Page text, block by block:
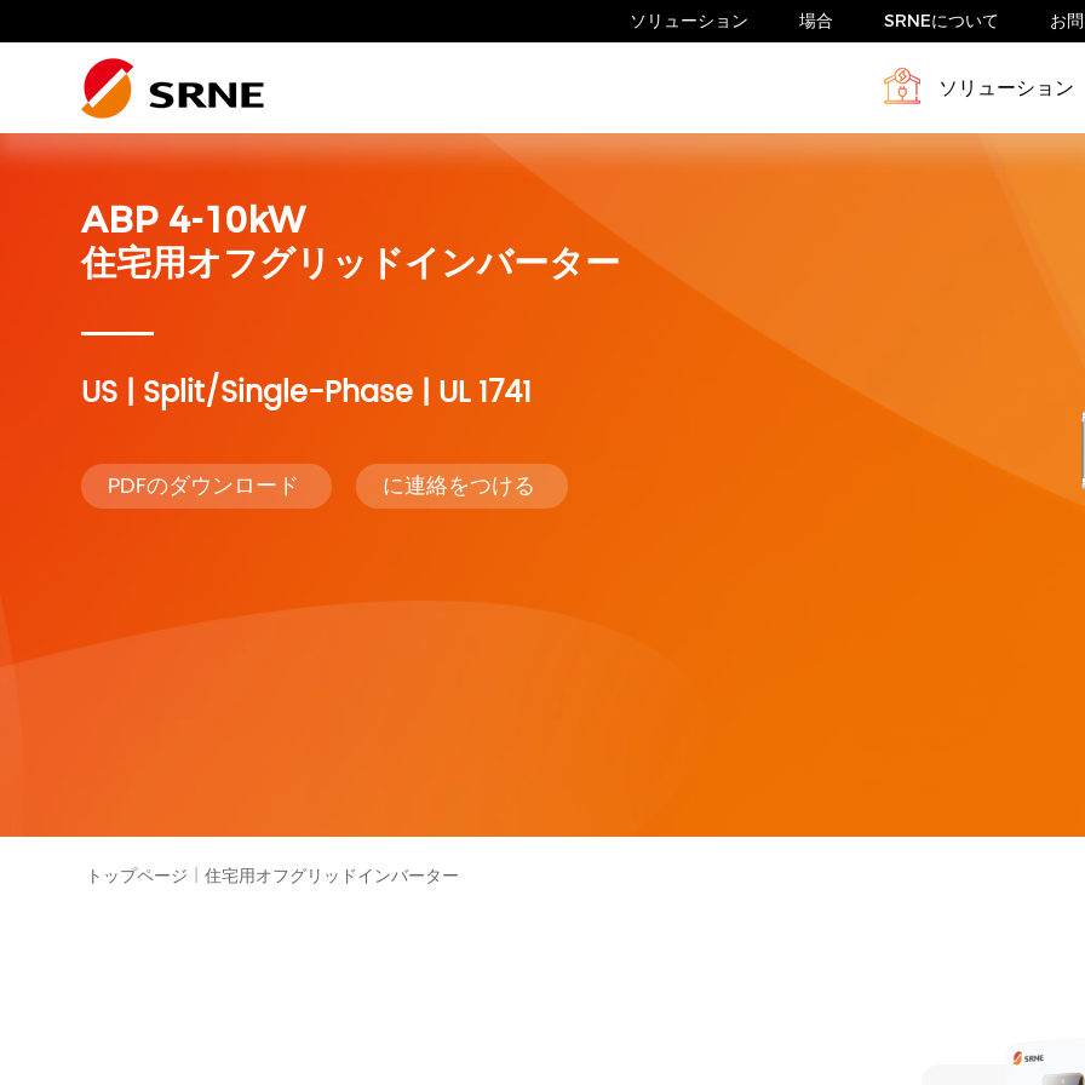
ソリューション 場合
住宅用太陽光発電システム 家庭用蓄電システム
SRNEについて
プロフィール ニュース
お
ソリューション
商業・産業ソリューション
住宅用ハイブリッドインバーター
RV配電システム
アクセサリー
HESP 8-
ABP 4-10kW
住宅用オフグリッドインバーター
US | Split/Single-Phase | UL 1741
PDFのダウンロード に連絡をつける
トップページ | 住宅用オフグリッドインバーター